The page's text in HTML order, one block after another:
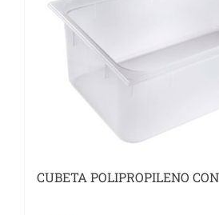
CUBETA POLIPROPILENO